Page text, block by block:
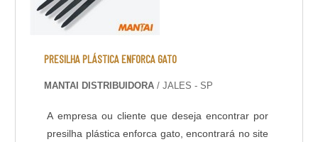
PRESILHA PLÁSTICA ENFORCA GATO
MANTAI DISTRIBUIDORA/ JALES - SP
A empresa ou cliente que deseja encontrar por
presilha plástica enforca gato, encontrará no site